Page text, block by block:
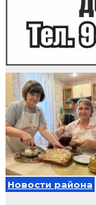
Новости района